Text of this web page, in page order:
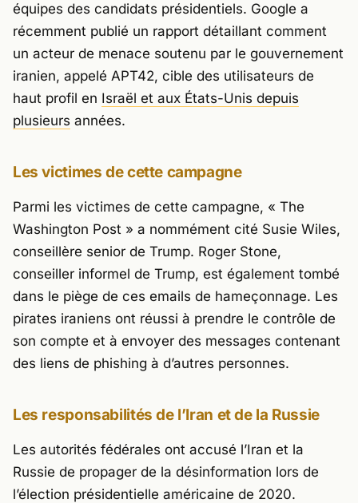
équipes des candidats présidentiels. Google a
récemment publié un rapport détaillant comment
un acteur de menace soutenu par le gouvernement
iranien, appelé APT42, cible des utilisateurs de
haut profil en Israël et aux États-Unis depuis
plusieurs années.
Les victimes de cette campagne
Parmi les victimes de cette campagne, « The
Washington Post » a nommément cité Susie Wiles,
conseillère senior de Trump. Roger Stone,
conseiller informel de Trump, est également tombé
dans le piège de ces emails de hameçonnage. Les
pirates iraniens ont réussi à prendre le contrôle de
son compte et à envoyer des messages contenant
des liens de phishing à d’autres personnes.
Les responsabilités de l’Iran et de la Russie
Les autorités fédérales ont accusé l’Iran et la
Russie de propager de la désinformation lors de
l’élection présidentielle américaine de 2020.